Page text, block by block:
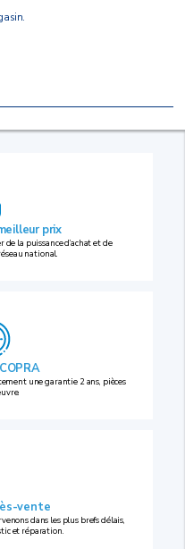
prix
de la puissance d’achat et de
national.
une garantie 2 ans, pièces
vente
dans les plus brefs délais,
et réparation.